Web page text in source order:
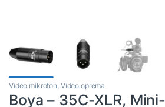
Video mikrofon, Video oprema
Boya – 35C-XLR,